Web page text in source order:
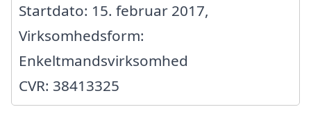
Startdato: 15. februar 2017,
Virksomhedsform:
Enkeltmandsvirksomhed
CVR: 38413325